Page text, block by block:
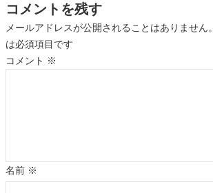
コメントを残す
メールアドレスが公開されることはありません。
は必須項目です
コメント ※
名前 ※